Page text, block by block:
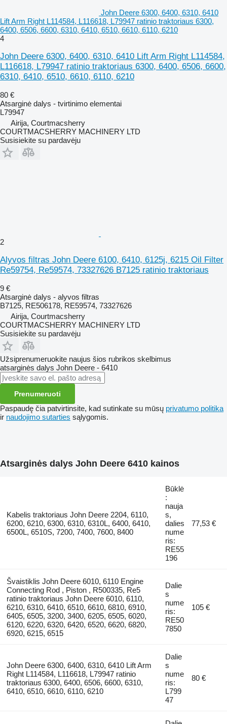
John Deere 6300, 6400, 6310, 6410
Lift Arm Right L114584, L116618, L79947 ratinio traktoriaus 6300,
6400, 6506, 6600, 6310, 6410, 6510, 6610, 6110, 6210
4
John Deere 6300, 6400, 6310, 6410 Lift Arm Right L114584,
L116618, L79947 ratinio traktoriaus 6300, 6400, 6506, 6600,
6310, 6410, 6510, 6610, 6110, 6210
80 €
Atsarginė dalys - tvirtinimo elementai
L79947
Airija, Courtmacsherry
COURTMACSHERRY MACHINERY LTD
Susisiekite su pardavėju
2
Alyvos filtras John Deere 6100, 6410, 6125j, 6215 Oil Filter
Re59754, Re59574, 73327626 B7125 ratinio traktoriaus
9 €
Atsarginė dalys - alyvos filtras
B7125, RE506178, RE59574, 73327626
Airija, Courtmacsherry
COURTMACSHERRY MACHINERY LTD
Susisiekite su pardavėju
Užsiprenumeruokite naujus šios rubrikos skelbimus
atsarginės dalys John Deere - 6410
Prenumeruoti
Paspaudę čia patvirtinsite, kad sutinkate su mūsų privatumo politika
ir naudojimo sutarties sąlygomis.
Atsarginės dalys John Deere 6410 kainos
Kabelis traktoriaus John Deere 2204, 6110,
6200, 6210, 6300, 6310, 6310L, 6400, 6410,
6500L, 6510S, 7200, 7400, 7600, 8400
Būklė
:
nauja
s,
dalies
nume
ris:
RE55
196
77,53 €
Švaistiklis John Deere 6010, 6110 Engine
Connecting Rod , Piston , R500335, Re5
ratinio traktoriaus John Deere 6010, 6110,
6210, 6310, 6410, 6510, 6610, 6810, 6910,
6405, 6505, 3200, 3400, 6205, 6505, 6020,
6120, 6220, 6320, 6420, 6520, 6620, 6820,
6920, 6215, 6515
Dalie
s
nume
ris:
RE50
7850
105 €
John Deere 6300, 6400, 6310, 6410 Lift Arm
Right L114584, L116618, L79947 ratinio
traktoriaus 6300, 6400, 6506, 6600, 6310,
6410, 6510, 6610, 6110, 6210
Dalie
s
nume
ris:
L799
47
80 €